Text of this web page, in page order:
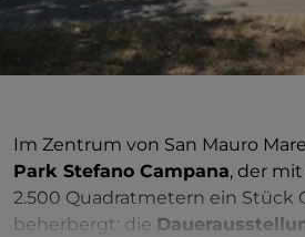
Im Zentrum von San Mauro
Park Stefano Campana, der
2.500 Quadratmetern ein Stück
beherbergt: die